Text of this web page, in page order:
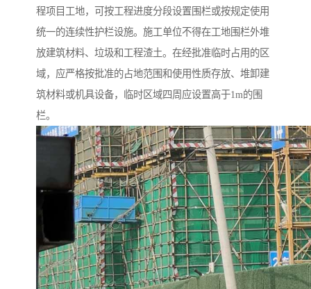
程项目工地，可按工程进度分段设置围栏或按规定使用
统一的连续性护栏设施。施工单位不得在工地围栏外堆
放建筑材料、垃圾和工程渣土。在经批准临时占用的区
域，应严格按批准的占地范围和使用性质存放、堆卸建
筑材料或机具设备，临时区域四周应设置高于1m的围
栏。